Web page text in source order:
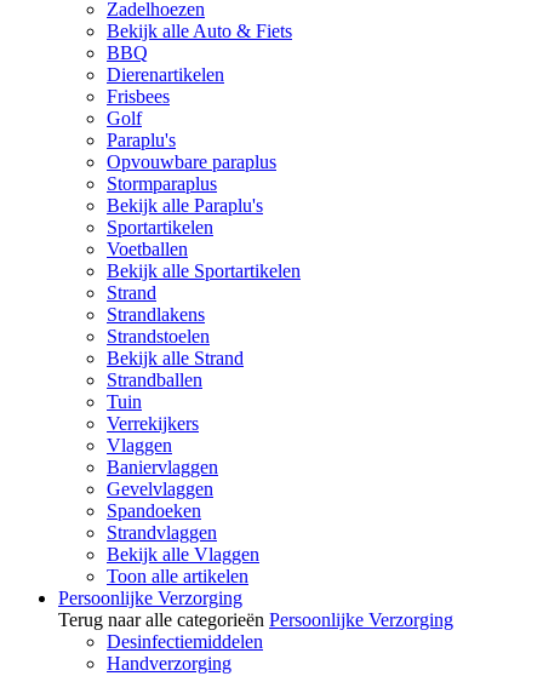
Zadelhoezen
Bekijk alle Auto & Fiets
BBQ
Dierenartikelen
Frisbees
Golf
Paraplu's
Opvouwbare paraplus
Stormparaplus
Bekijk alle Paraplu's
Sportartikelen
Voetballen
Bekijk alle Sportartikelen
Strand
Strandlakens
Strandstoelen
Bekijk alle Strand
Strandballen
Tuin
Verrekijkers
Vlaggen
Baniervlaggen
Gevelvlaggen
Spandoeken
Strandvlaggen
Bekijk alle Vlaggen
Toon alle artikelen
Persoonlijke Verzorging
Terug naar alle categorieën Persoonlijke Verzorging
Desinfectiemiddelen
Handverzorging